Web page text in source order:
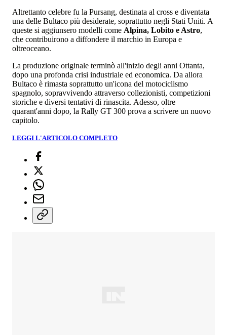
Altrettanto celebre fu la Pursang, destinata al cross e diventata
una delle Bultaco più desiderate, soprattutto negli Stati Uniti. A
queste si aggiunsero modelli come Alpina, Lobito e Astro,
che contribuirono a diffondere il marchio in Europa e
oltreoceano.
La produzione originale terminò all'inizio degli anni Ottanta,
dopo una profonda crisi industriale ed economica. Da allora
Bultaco è rimasta soprattutto un'icona del motociclismo
spagnolo, sopravvivendo attraverso collezionisti, competizioni
storiche e diversi tentativi di rinascita. Adesso, oltre
quarant'anni dopo, la Rally GT 300 prova a scrivere un nuovo
capitolo.
LEGGI L'ARTICOLO COMPLETO